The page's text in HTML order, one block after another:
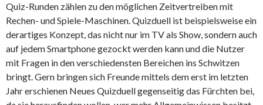
Quiz-Runden zählen zu den möglichen Zeitvertreiben mit
Rechen- und Spiele-Maschinen. Quizduell ist beispielsweise ein
derartiges Konzept, das nicht nur im TV als Show, sondern auch
auf jedem Smartphone gezockt werden kann und die Nutzer
mit Fragen in den verschiedensten Bereichen ins Schwitzen
bringt. Gern bringen sich Freunde mittels dem erst im letzten
Jahr erschienen Neues Quizduell gegenseitig das Fürchten bei,